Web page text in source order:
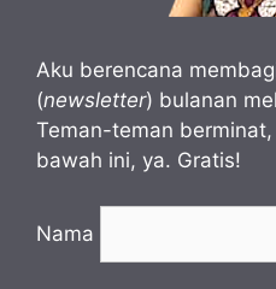
Aku berencana
(newsletter) bulanan
Teman-teman
bawah ini, ya. Gratis!
Nama